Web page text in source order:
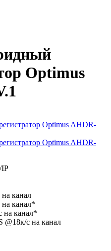
Optimus
канал
на канал*
на канал*
с на канал